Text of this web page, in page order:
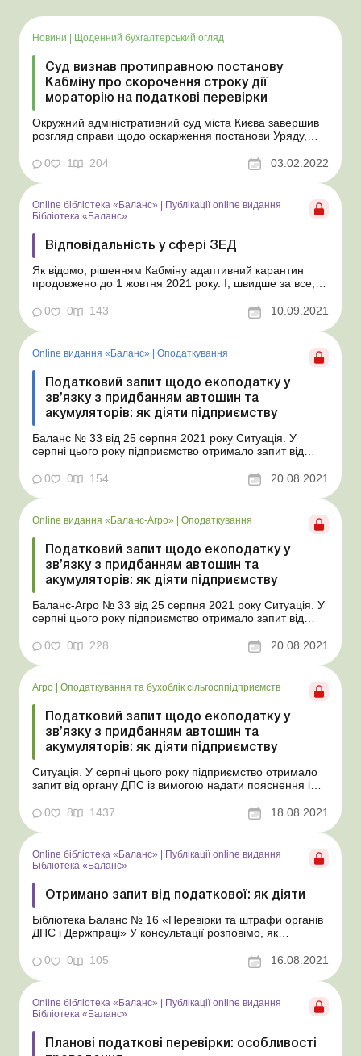
Новини Щоденний бухгалтерський огляд
Суд визнав протиправною постанову
Кабміну про скорочення строку дії
мораторію на податкові перевірки
Окружний адміністративний суд міста Києва завершив
розгляд справи щодо оскарження постанови Уряду,
проведення деяких видів перевірок. З відповідним
позовом до суду у липні 2021 року звернулось ТОВ
«Проммесплав». Відповідач – Кабінет Мініс...
0 1 204 03.02.2022
Online бібліотека «Баланс»
Публікації online видання
Бібліотека «Баланс»
Відповідальність у сфері ЗЕД
Як відомо, рішенням Кабміну адаптивний карантин
продовжено до 1 жовтня 2021 року. І, швидше за все,
господарювання, що здійснюють зовнішньоекономічну
діяльність, повинні знати про санкції, які застосовують
за порушення законодавства у сфері ЗЕД...
0 0 143 10.09.2021
Online видання «Баланс» | Оподаткування
Податковий запит щодо екоподатку у
зв’язку з придбанням автошин та
акумуляторів: як діяти підприємству
Баланс № 33 від 25 серпня 2021 року Ситуація. У
серпні цього року підприємство отримало запит від
документальне підтвердження причин неподання
звітності з екологічного податку і несплати екоподатку
до бюджету. У запиті зазначено, що підприємство має
надати, ...
0 0 154 20.08.2021
Online видання «Баланс-Агро» | Оподаткування
Податковий запит щодо екоподатку у
зв’язку з придбанням автошин та
акумуляторів: як діяти підприємству
Баланс-Агро № 33 від 25 серпня 2021 року Ситуація. У
серпні цього року підприємство отримало запит від
документальне підтвердження причин неподання
звітності з екологічного податку і несплати екоподатку
до бюджету. У запиті зазначено, що підприємство має
над...
0 0 228 20.08.2021
Агро Оподаткування та бухоблік сільгосппідприємств
Податковий запит щодо екоподатку у
зв’язку з придбанням автошин та
акумуляторів: як діяти підприємству
Ситуація. У серпні цього року підприємство отримало
запит від органу ДПС із вимогою надати пояснення і
звітності з екологічного податку і несплати екоподатку
до бюджету. У запиті зазначено, що підприємство має
надати, зокрема, інформацію про обсяги списан...
0 8 1437 18.08.2021
Online бібліотека «Баланс»
Публікації online видання
Бібліотека «Баланс»
Отримано запит від податкової: як діяти
Бібліотека Баланс № 16 «Перевірки та штрафи органів
ДПС і Держпраці» У консультації розповімо, як
надання інформації (далі – запит), у яких випадках
запит правомірний, як підготувати на нього відповідь, і
наведемо зразок відповіді. Я...
0 0 105 16.08.2021
Online бібліотека «Баланс» | Публікації online видання
Бібліотека «Баланс»
Планові податкові перевірки: особливості